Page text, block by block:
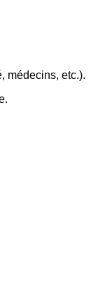
médecins, etc.).